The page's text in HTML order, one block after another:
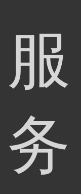
服
务